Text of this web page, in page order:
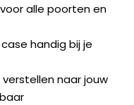
alle poorten en
handig bij je
naar jouw